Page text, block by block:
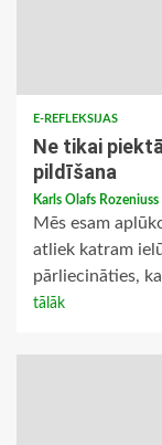
E-REFLEKSIJAS
Ne tikai
pildīšana
Karls Olafs Rozeniuss
Mēs esam
atliek katram
pārliecināties,
tālāk